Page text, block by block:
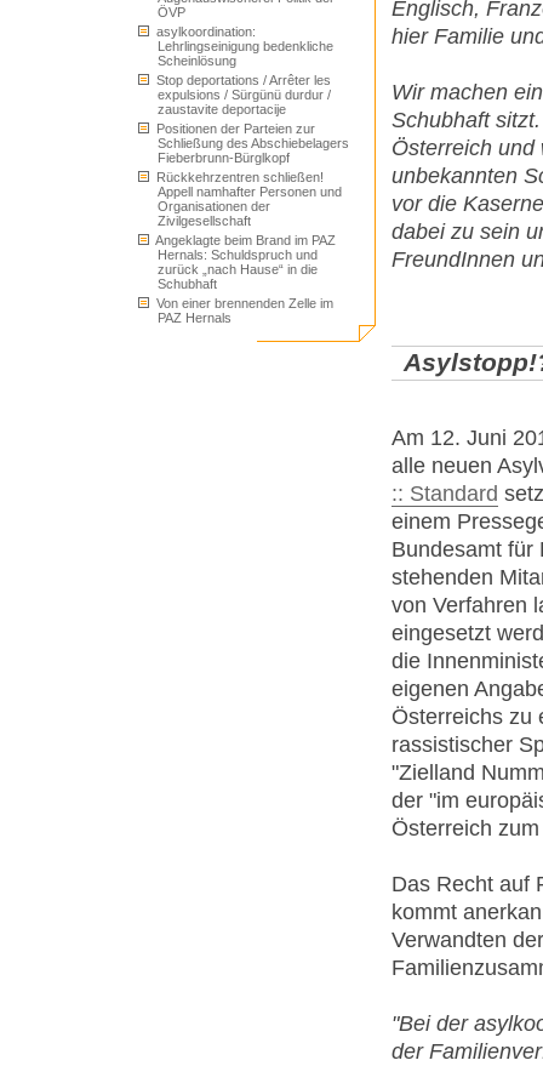
ÖVP
asylkoordination:
Lehrlingseinigung bedenkliche
Scheinlösung
Stop deportations / Arrêter les
expulsions / Sürgünü durdur /
zaustavite deportacije
Positionen der Parteien zur
Schließung des Abschiebelagers
Fieberbrunn-Bürglkopf
Rückkehrzentren schließen!
Appell namhafter Personen und
Organisationen der
Zivilgesellschaft
Angeklagte beim Brand im PAZ
Hernals: Schuldspruch und
zurück „nach Hause“ in die
Schubhaft
Von einer brennenden Zelle im
PAZ Hernals
Englisch,
hier Familie
Wir machen
Schubhaft
Österreich und
unbekannten
vor die
dabei zu sein
FreundInnen
Am 12. Juni
alle neuen
:: Standard
einem
Bundesamt für
stehenden
von Verfahren
eingesetzt
die
eigenen
Österreichs zu
rassistischer
"Zielland
der "im
Österreich
Das Recht auf
kommt
Verwandten
"Bei der
der